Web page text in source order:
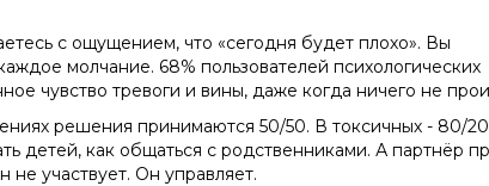
с ощущением, что «сегодня будет плохо». Вы
молчание. 68% пользователей психологических
чувство тревоги и вины, даже когда ничего не
решения принимаются 50/50. В токсичных - 80/
детей, как общаться с родственниками. А партнёр
не участвует. Он управляет.